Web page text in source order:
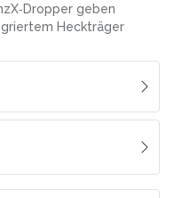
geben
Heckträger